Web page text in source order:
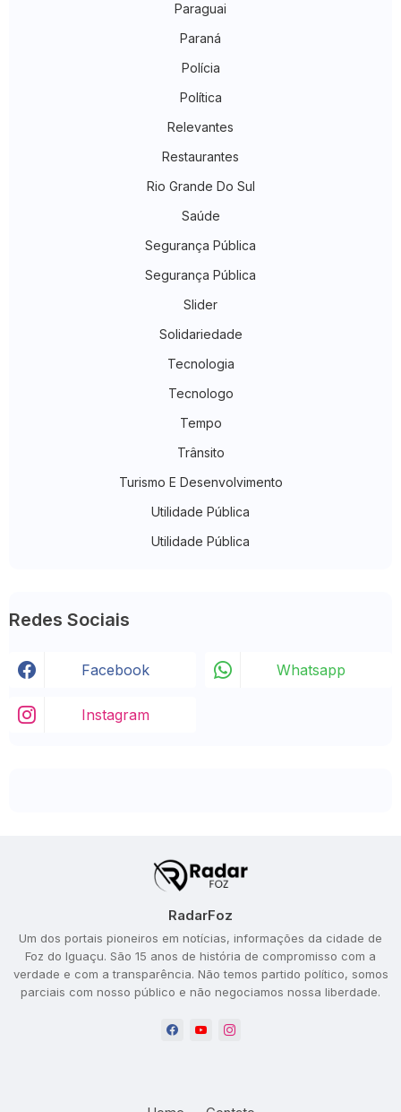
Paraguai
Paraná
Polícia
Política
Relevantes
Restaurantes
Rio Grande Do Sul
Saúde
Segurança Pública
Segurança Pública
Slider
Solidariedade
Tecnologia
Tecnologo
Tempo
Trânsito
Turismo E Desenvolvimento
Utilidade Pública
Utilidade Pública
Redes Sociais
Facebook Whatsapp
Instagram
RadarFoz
Um dos portais pioneiros em notícias, informações da cidade de
Foz do Iguaçu. São 15 anos de história de compromisso com a
verdade e com a transparência. Não temos partido político, somos
parciais com nosso público e não negociamos nossa liberdade.